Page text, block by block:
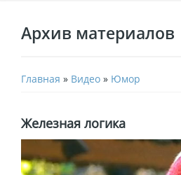
Архив материалов
Главная » Видео » Юмор
Железная логика